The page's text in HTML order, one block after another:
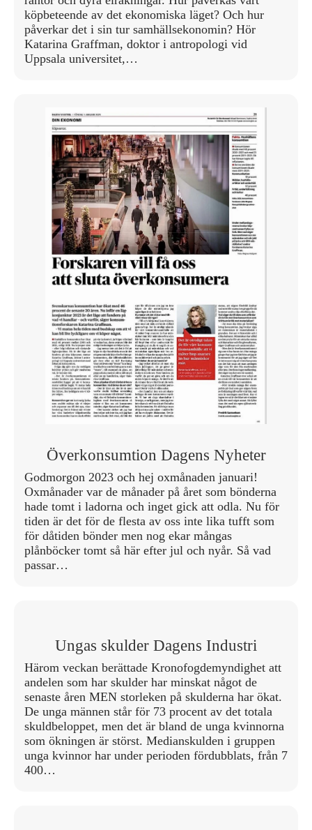
köpbeteende av det ekonomiska läget? Och hur
påverkar det i sin tur samhällsekonomin? Hör
Katarina Graffman, doktor i antropologi vid
Uppsala universitet,…
Överkonsumtion Dagens Nyheter
Godmorgon 2023 och hej oxmånaden januari!
Oxmånader var de månader på året som bönderna
hade tomt i ladorna och inget gick att odla. Nu för
tiden är det för de flesta av oss inte lika tufft som
för dåtiden bönder men nog ekar mångas
plånböcker tomt så här efter jul och nyår. Så vad
passar…
Ungas skulder Dagens Industri
Härom veckan berättade Kronofogdemyndighet att
andelen som har skulder har minskat något de
senaste åren MEN storleken på skulderna har ökat.
De unga männen står för 73 procent av det totala
skuldbeloppet, men det är bland de unga kvinnorna
som ökningen är störst. Medianskulden i gruppen
unga kvinnor har under perioden fördubblats, från 7
400…